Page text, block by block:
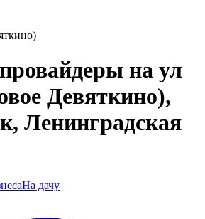
на ул
Девяткино),
Ленинградская
На дачу